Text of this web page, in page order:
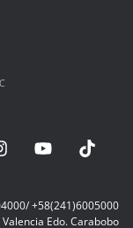
+58(241)6005000
Edo. Carabobo